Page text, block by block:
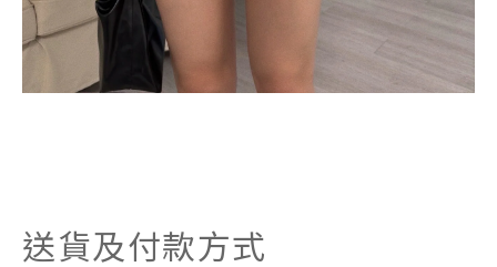
送貨及付款方式